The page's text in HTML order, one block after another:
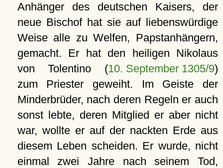
Anhänger des deutschen Kaisers, der
neue Bischof hat sie auf liebenswürdige
Weise alle zu Welfen, Papstanhängern,
gemacht. Er hat den heiligen Nikolaus
von Tolentino (10. September 1305/9)
zum Priester geweiht. Im Geiste der
Minderbrüder, nach deren Regeln er auch
sonst lebte, deren Mitglied er aber nicht
war, wollte er auf der nackten Erde aus
diesem Leben scheiden. Er wurde, nicht
einmal zwei Jahre nach seinem Tod,